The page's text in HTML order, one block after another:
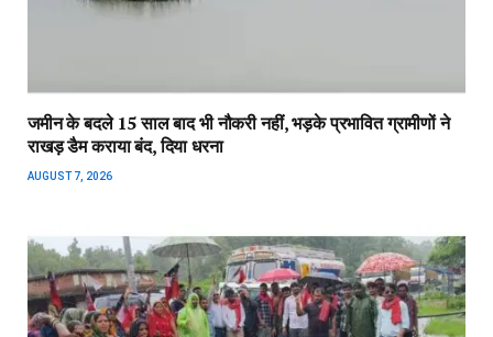
जमीन के बदले 15 साल बाद भी नौकरी नहीं, भड़के प्रभावित ग्रामीणों ने
राखड़ डैम कराया बंद, दिया धरना
AUGUST 7, 2026